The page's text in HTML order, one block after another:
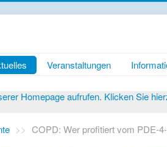
Veranstaltungen
Homepage aufrufen. Klicken Sie
>> COPD: Wer profitiert vom PDE-